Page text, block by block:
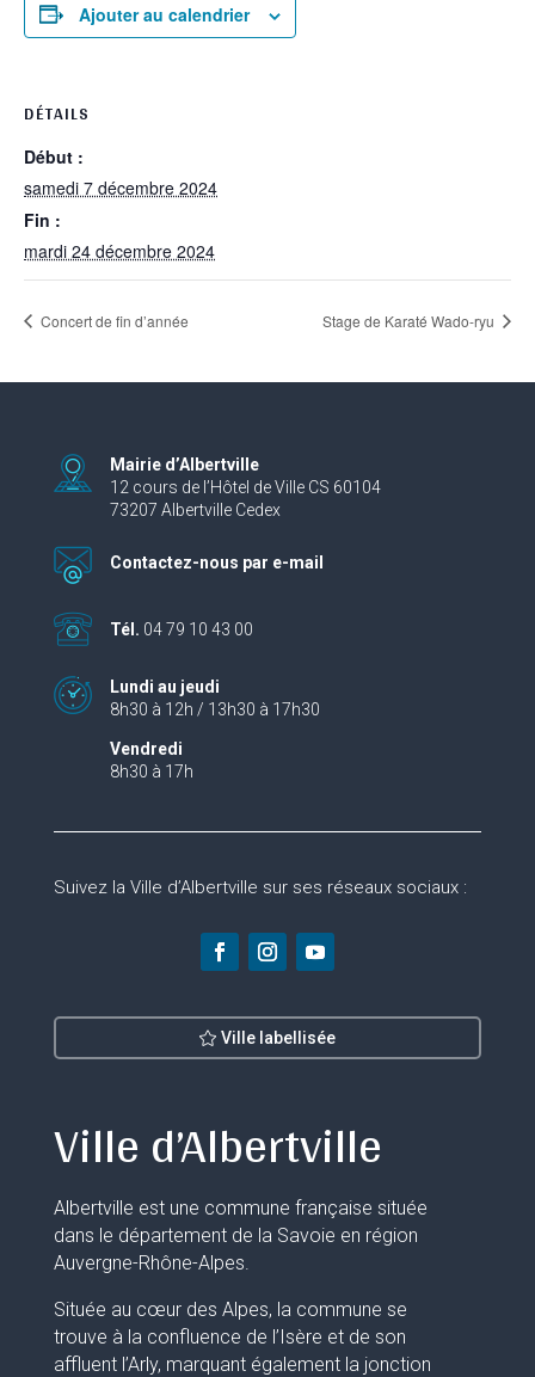
Ajouter au calendrier
DÉTAILS
Début :
samedi 7 décembre 2024
Fin :
mardi 24 décembre 2024
Concert de fin d’année Stage de Karaté Wado-ryu
Mairie d’Albertville
12 cours de l’Hôtel de Ville CS 60104
73207 Albertville Cedex
Contactez-nous par e-mail
Tél. 04 79 10 43 00
Lundi au jeudi
8h30 à 12h / 13h30 à 17h30
Vendredi
8h30 à 17h
Suivez la Ville d’Albertville sur ses réseaux sociaux :
Ville labellisée
Ville d’Albertville
Albertville est une commune française située
dans le département de la Savoie en région
Auvergne-Rhône-Alpes.
Située au cœur des Alpes, la commune se
trouve à la confluence de l’Isère et de son
affluent l’Arly, marquant également la jonction